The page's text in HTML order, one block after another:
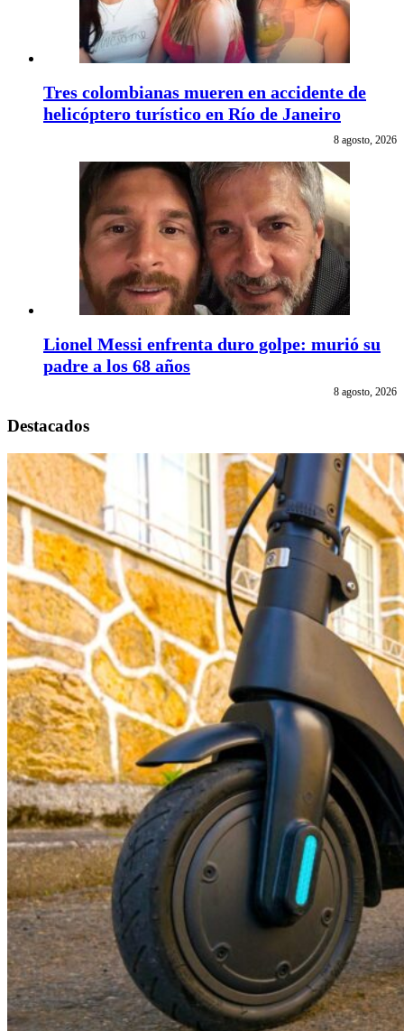
Tres colombianas mueren en accidente de
helicóptero turístico en Río de Janeiro
8 agosto, 2026
Lionel Messi enfrenta duro golpe: murió su
padre a los 68 años
8 agosto, 2026
Destacados